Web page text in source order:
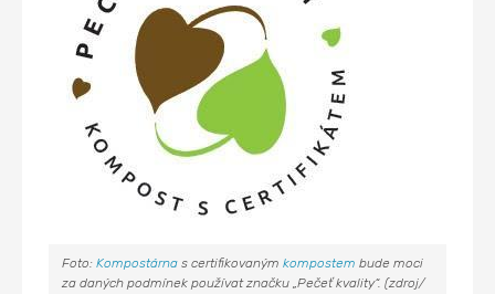
Foto:Kompostárna s certifikovanýmkompostem bude moci
za daných podmínek používat značku „Pečeť kvality“. (zdroj/